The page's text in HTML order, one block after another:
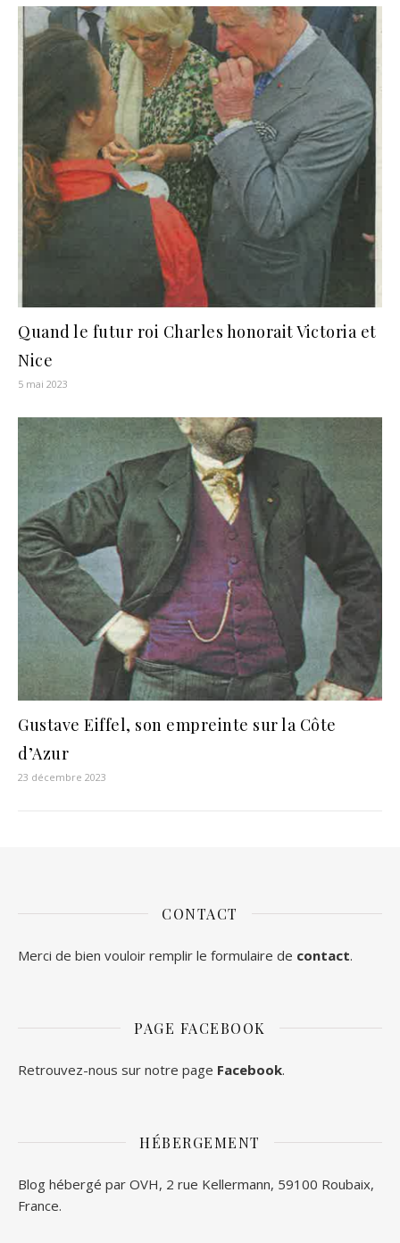
Quand le futur roi Charles honorait Victoria et
Nice
5 mai 2023
Gustave Eiffel, son empreinte sur la Côte
d’Azur
23 décembre 2023
CONTACT
Merci de bien vouloir remplir le formulaire de contact.
PAGE FACEBOOK
Retrouvez-nous sur notre page Facebook.
HÉBERGEMENT
Blog hébergé par OVH, 2 rue Kellermann, 59100 Roubaix,
France.